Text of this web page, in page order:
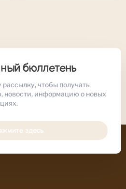
бюллетень
чтобы получать
информацию о новых
здесь